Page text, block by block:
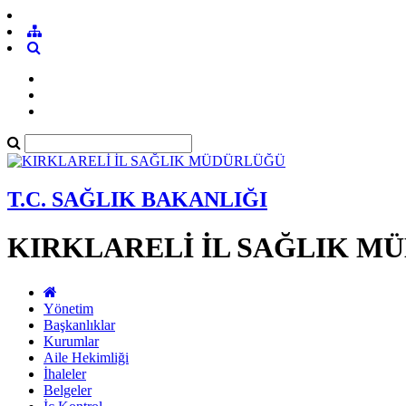
T.C. SAĞLIK BAKANLIĞI
KIRKLARELİ İL SAĞLIK
Yönetim
Başkanlıklar
Kurumlar
Aile Hekimliği
İhaleler
Belgeler